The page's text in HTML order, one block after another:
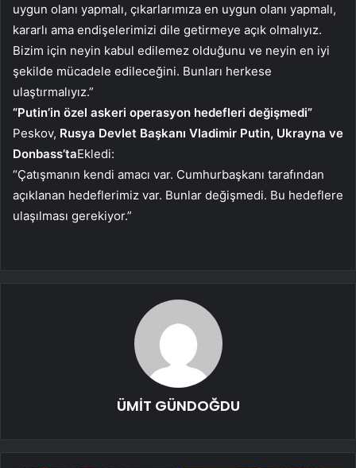
uygun olanı yapmalı, çıkarlarımıza en uygun olanı yapmalı,
kararlı ama endişelerimizi dile getirmeye açık olmalıyız.
Bizim için neyin kabul edilemez olduğunu ve neyin en iyi
şekilde mücadele edileceğini. Bunları herkese
ulaştırmalıyız.”
“Putin’in özel askeri operasyon hedefleri değişmedi”
Peskov, Rusya Devlet Başkanı Vladimir Putin, Ukrayna ve
Donbass’taEkledi:
“Çatışmanın kendi amacı var. Cumhurbaşkanı tarafından
açıklanan hedeflerimiz var. Bunlar değişmedi. Bu hedeflere
ulaşılması gerekiyor.”
ÜMİT GÜNDOĞDU